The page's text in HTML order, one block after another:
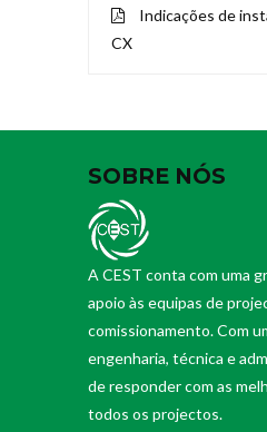
Indicações de
CX
SOBRE NÓS
A CEST conta com uma
apoio às equipas de
comissionamento. Com
engenharia, técnica e
de responder com as
todos os projectos.